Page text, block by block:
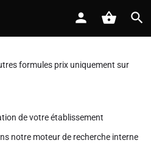
formules prix uniquement sur
de votre établissement
notre moteur de recherche interne